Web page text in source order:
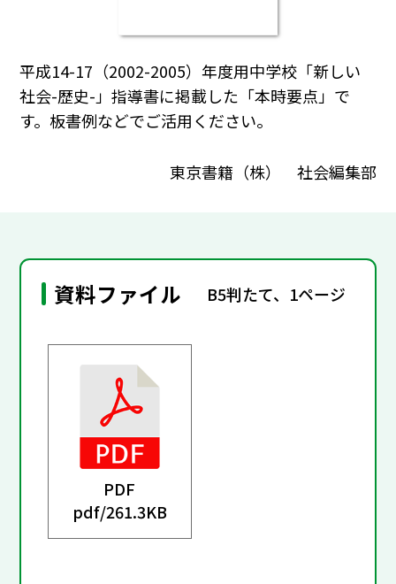
平成14-17（2002-2005）年度用中学校「新しい
社会-歴史-」指導書に掲載した「本時要点」で
す。板書例などでご活用ください。
東京書籍（株） 社会編集部
資料ファイル B5判たて、1ページ
PDF
pdf/261.3KB